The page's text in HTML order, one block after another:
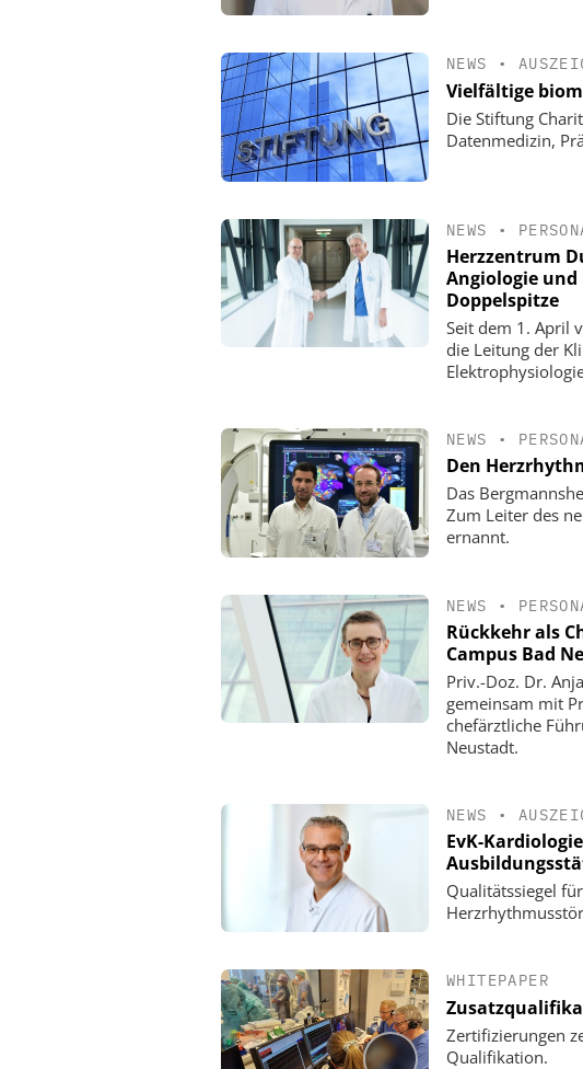
NEWS •
Vielfältige
Die Stiftung
Datenmedizin,
NEWS •
Herzzentrum
Angiologie
Doppelspitze
Seit dem 1. April
die Leitung der
NEWS •
Den
Das
Zum Leiter des
ernannt.
NEWS •
Rückkehr als
Campus Bad
Priv.-Doz. Dr.
gemeinsam mit
chefärztliche
Neustadt.
NEWS •
EvK-
Qualitätssiegel
WHITEPAPER
Zertifizierungen
Qualifikation.